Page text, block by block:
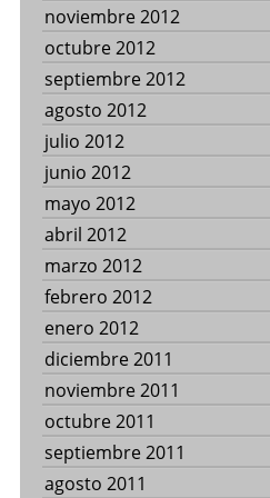
noviembre 2012
octubre 2012
septiembre 2012
agosto 2012
julio 2012
junio 2012
mayo 2012
abril 2012
marzo 2012
febrero 2012
enero 2012
diciembre 2011
noviembre 2011
octubre 2011
septiembre 2011
agosto 2011